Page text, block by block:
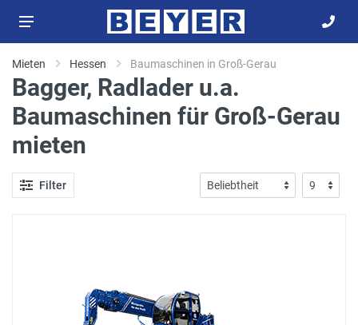
Mieten Hessen Baumaschinen in Groß-Gerau
Bagger, Radlader u.a.
Baumaschinen für Groß-Gerau
mieten
Filter